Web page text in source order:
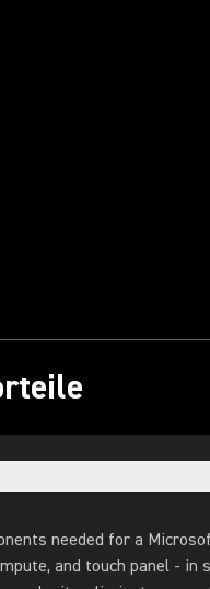
needed for a
and touch panel - in